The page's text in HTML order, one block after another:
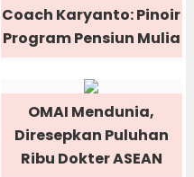
Coach Karyanto: Pinoir
Program Pensiun Mulia
OMAI Mendunia,
Diresepkan Puluhan
Ribu Dokter ASEAN